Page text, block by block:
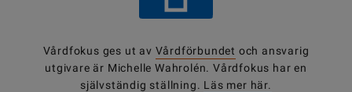
Vårdfokus ges ut av Vårdförbundet och ansvarig
utgivare är Michelle Wahrolén. Vårdfokus har en
självständig ställning. Läs mer här.